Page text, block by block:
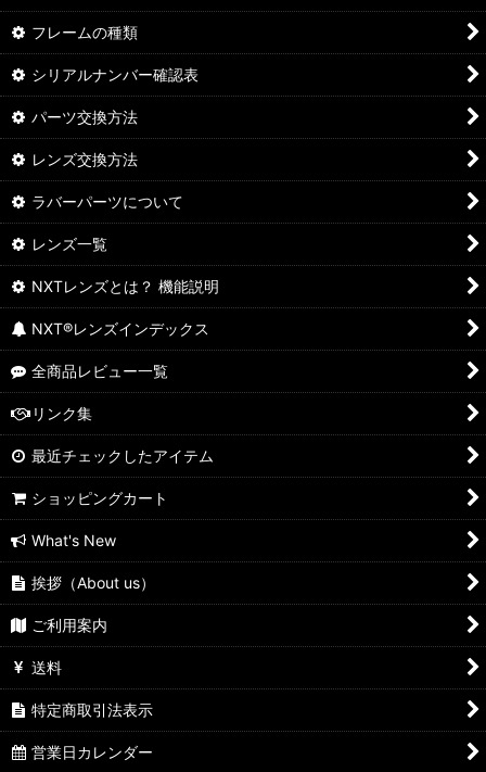
フレームの種類
シリアルナンバー確認表
パーツ交換方法
レンズ交換方法
ラバーパーツについて
レンズ一覧
NXTレンズとは？ 機能説明
NXT®レンズインデックス
全商品レビュー一覧
リンク集
最近チェックしたアイテム
ショッピングカート
What's New
挨拶（About us）
ご利用案内
送料
特定商取引法表示
営業日カレンダー